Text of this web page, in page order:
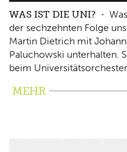
WAS IST DIE UNI?
der sechzehnten Folge
Martin Dietrich mit
Paluchowski unterhalten.
beim
MEHR